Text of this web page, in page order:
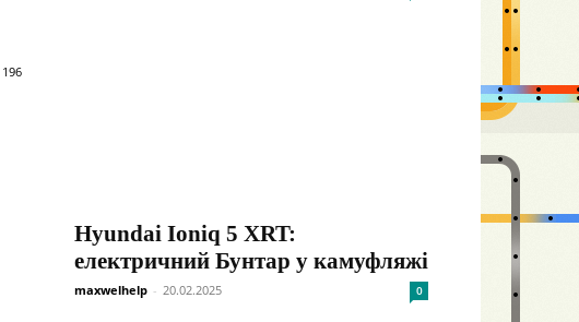
196
Hyundai Ioniq 5 XRT:
електричний Бунтар у камуфляжі
maxwelhelp - 20.02.2025 0